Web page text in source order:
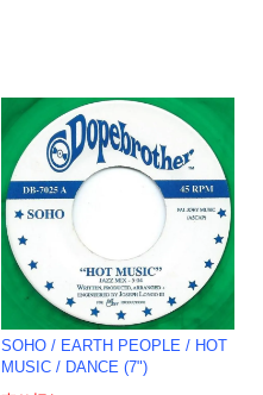
SOHO / EARTH PEOPLE ‎/ HOT
MUSIC / DANCE (7")